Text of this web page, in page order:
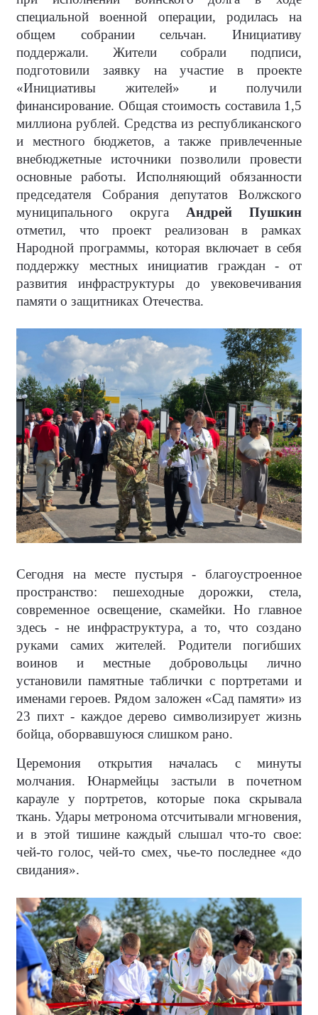
специальной военной операции, родилась на
общем собрании сельчан. Инициативу
поддержали. Жители собрали подписи,
подготовили заявку на участие в проекте
«Инициативы жителей» и получили
финансирование. Общая стоимость составила 1,5
миллиона рублей. Средства из республиканского
и местного бюджетов, а также привлеченные
внебюджетные источники позволили провести
основные работы. Исполняющий обязанности
председателя Собрания депутатов Волжского
муниципального округа Андрей Пушкин
отметил, что проект реализован в рамках
Народной программы, которая включает в себя
поддержку местных инициатив граждан - от
развития инфраструктуры до увековечивания
памяти о защитниках Отечества.
Сегодня на месте пустыря - благоустроенное
пространство: пешеходные дорожки, стела,
современное освещение, скамейки. Но главное
здесь - не инфраструктура, а то, что создано
руками самих жителей. Родители погибших
воинов и местные добровольцы лично
установили памятные таблички с портретами и
именами героев. Рядом заложен «Сад памяти» из
23 пихт - каждое дерево символизирует жизнь
бойца, оборвавшуюся слишком рано.
Церемония открытия началась с минуты
молчания. Юнармейцы застыли в почетном
карауле у портретов, которые пока скрывала
ткань. Удары метронома отсчитывали мгновения,
и в этой тишине каждый слышал что-то свое:
чей-то голос, чей-то смех, чье-то последнее «до
свидания».